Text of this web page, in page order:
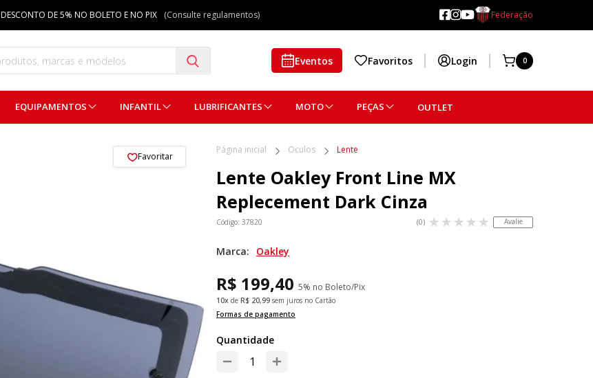
DESCONTO DE 5% NO BOLETO E NO PIX (Consulte regulamentos) Federação
Eventos Favoritos Login 0
EQUIPAMENTOS INFANTIL LUBRIFICANTES MOTO PEÇAS OUTLET
Favoritar
Página inicial Óculos Lente
Lente Oakley Front Line MX
Replecement Dark Cinza
Código: 37820 (0) Avalie
Marca: Oakley
R$ 199,40 5% no Boleto/Pix
10x de R$ 20,99 sem juros no Cartão
Formas de pagamento
Quantidade